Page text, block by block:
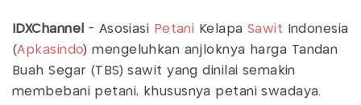
IDXChannel - Asosiasi Petani Kelapa Sawit Indonesia
(Apkasindo) mengeluhkan anjloknya harga Tandan
Buah Segar (TBS) sawit yang dinilai semakin
membebani petani, khususnya petani swadaya.